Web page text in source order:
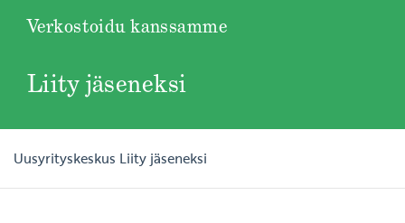
Verkostoidu kanssamme
Liity jäseneksi
Uusyrityskeskus Liity jäseneksi